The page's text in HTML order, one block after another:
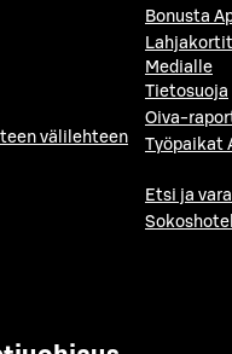
välilehteen
Bonusta
Lahjakortit
Medialle
Tietosuoja
Oiva-
Työpaikat
Etsi ja